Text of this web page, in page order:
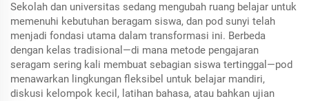
Sekolah dan universitas sedang mengubah ruang belajar untuk
memenuhi kebutuhan beragam siswa, dan pod sunyi telah
menjadi fondasi utama dalam transformasi ini. Berbeda
dengan kelas tradisional—di mana metode pengajaran
seragam sering kali membuat sebagian siswa tertinggal—pod
menawarkan lingkungan fleksibel untuk belajar mandiri,
diskusi kelompok kecil, latihan bahasa, atau bahkan ujian